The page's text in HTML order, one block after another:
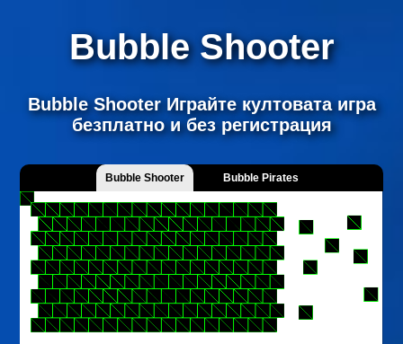
Bubble Shooter
Bubble Shooter Играйте култовата игра
безплатно и без регистрация
Bubble Shooter Bubble Pirates
Number Lines NEW Puzzle Bobble